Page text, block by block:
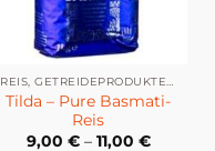
REIS, GETREIDEPRODUKTE & HÜLSENFRÜCHTE
Tilda – Pure Basmati-
Reis
9,00 €– 11,00 €